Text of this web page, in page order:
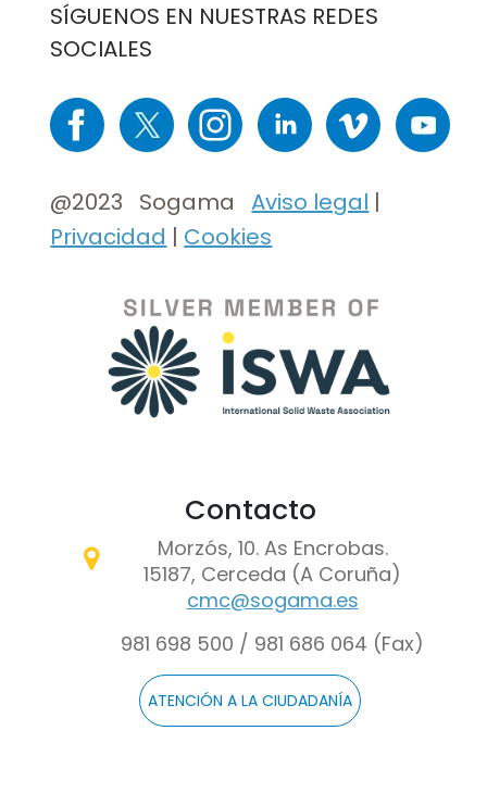
SÍGUENOS EN NUESTRAS REDES
SOCIALES
Imaxe Imaxe Imaxe Imaxe Imaxe Imaxe
@2023 SogamaAviso legal |
Privacidad | Cookies
Contacto
Morzós, 10. As Encrobas.
15187, Cerceda (A Coruña)
cmc@sogama.es
981 698 500 / 981 686 064 (Fax)
ATENCIÓN A LA CIUDADANÍA